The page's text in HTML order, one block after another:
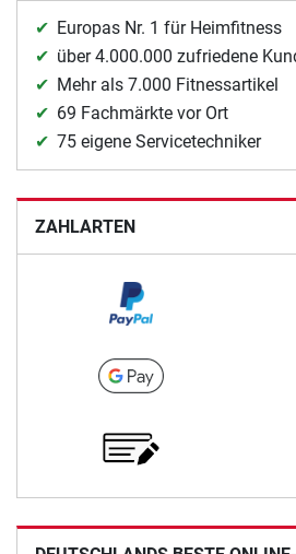
Europas Nr. 1 für Heimfitness
über 4.000.000 zufriedene
Mehr als 7.000 Fitnessartikel
69 Fachmärkte vor Ort
75 eigene Servicetechniker
ZAHLARTEN